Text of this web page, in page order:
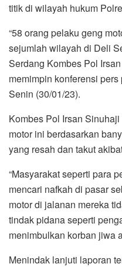
titik di wilayah hukum
“58 orang pelaku geng
sejumlah wilayah di Deli
Serdang Kombes Pol
memimpin konferensi
Senin (30/01/23).
Kombes Pol Irsan
motor ini berdasarkan
yang resah dan takut
“Masyarakat seperti para
mencari nafkah di pasar
motor di jalanan mereka
tindak pidana seperti
menimbulkan korban jiwa
Menindak lanjuti laporan